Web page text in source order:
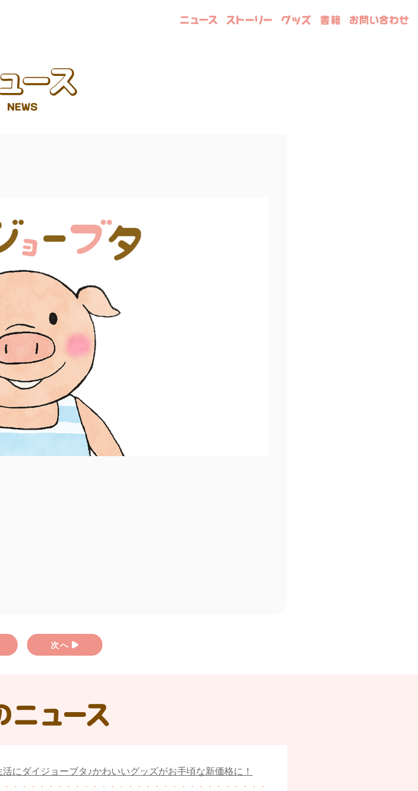
次へ
にダイジョーブタ♪かわいいグッズがお手頃な新価格に！